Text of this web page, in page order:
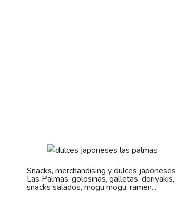
Snacks, merchandising y dulces japoneses
Las Palmas: golosinas, galletas, doriyakis,
snacks salados, mogu mogu, ramen...